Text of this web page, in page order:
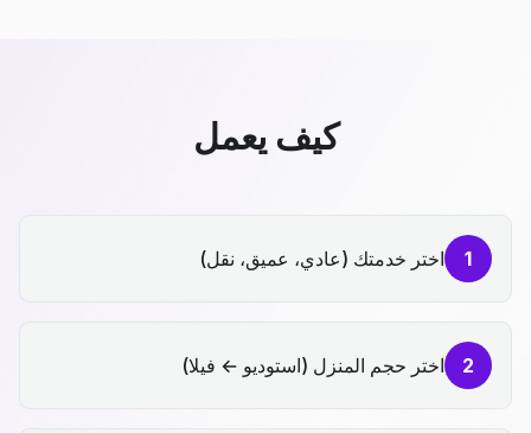
كيف يعمل
1 اختر خدمتك (عادي، عميق، نقل)
2 اختر حجم المنزل (استوديو ← فيلا)